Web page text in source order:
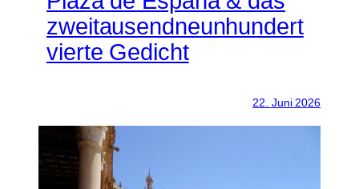
zweitausendneunhundert
vierte Gedicht
22. Juni 2026